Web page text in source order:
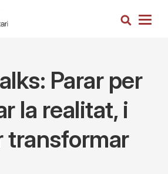
Cerca
Parar per
la realitat, i
transformar